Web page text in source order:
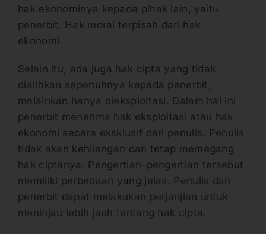
hak ekonominya kepada pihak lain, yaitu
penerbit. Hak moral terpisah dari hak
ekonomi.
Selain itu, ada juga hak cipta yang tidak
dialihkan sepenuhnya kepada penerbit,
melainkan hanya dieksploitasi. Dalam hal ini
penerbit menerima hak eksploitasi atau hak
ekonomi secara eksklusif dari penulis. Penulis
tidak akan kehilangan dan tetap memegang
hak ciptanya. Pengertian-pengertian tersebut
memiliki perbedaan yang jelas. Penulis dan
penerbit dapat melakukan perjanjian untuk
meninjau lebih jauh tentang hak cipta.